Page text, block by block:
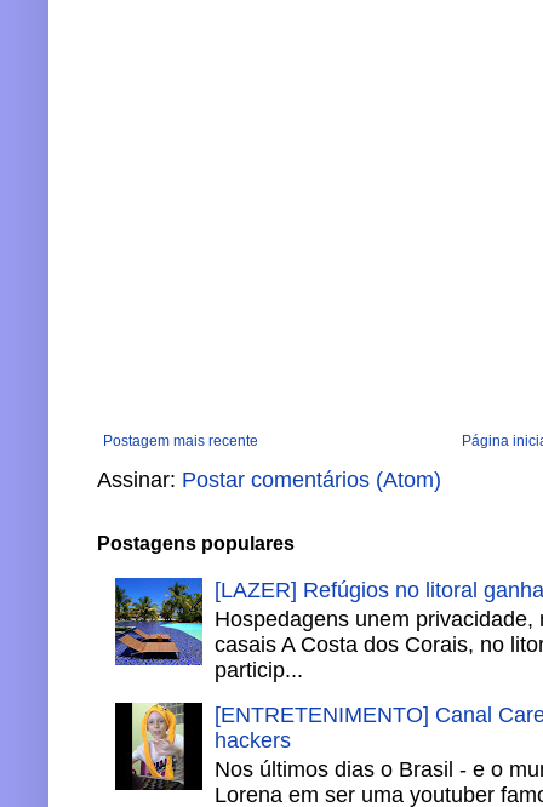
Postagem mais recente Página
Assinar: Postar comentários (Atom)
Postagens populares
[LAZER] Refúgios no litoral
Hospedagens unem
casais A Costa dos Corais, no
particip...
[ENTRETENIMENTO] Canal
hackers
Nos últimos dias o Brasil - e o
Lorena em ser uma youtuber